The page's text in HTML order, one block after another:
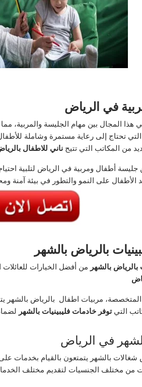
في الرياض
هذا المجال بين مهام الجليسة والمربية، مما
تحتاج إلى رعاية مستمرة وشاملة
من المكاتب التي تتيح ناني للاطفال
أطفال ومربية في الرياض لتلبية
الأطفال على النمو والتطور في بيئة آمنة
بالرياض بالشهر
بالشهر من أفضل الخيارات
مربيات اطفال بالرياض بالشهر
التيتوفر خادمات فليبينيات بالشهر
في الرياض
بالشهر يتمتعون بالقيام بخدمات
من مختلف الجنسيات لتقديم مختلف